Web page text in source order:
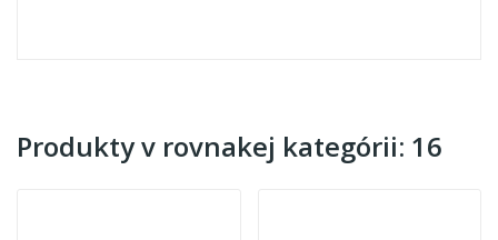
Produkty v rovnakej kategórii: 16